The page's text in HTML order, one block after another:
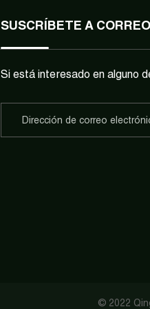
SUSCRÍBETE A
Si está interesado en alguno
© 2022